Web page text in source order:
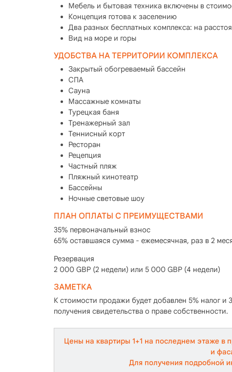
Мебель и бытовая техника включены в
Концепция готова к заселению
Два разных бесплатных комплекса: на
Вид на море и горы
УДОБСТВА НА ТЕРРИТОРИИ КОМПЛЕКСА
Закрытый обогреваемый бассейн
СПА
Сауна
Массажные комнаты
Турецкая баня
Тренажерный зал
Теннисный корт
Ресторан
Рецепция
Частный пляж
Пляжный кинотеатр
Бассейны
Ночные световые шоу
ПЛАН ОПЛАТЫ С ПРЕИМУЩЕСТВАМИ
35% первоначальный взнос
65% оставшаяся сумма - ежемесячная, раз в 2
Резервация
2 000 GBP (2 недели) или 5 000 GBP (4 недели)
ЗАМЕТКА
К стоимости продажи будет добавлен 5% налог и
получения свидетельства о праве собственности.
Цены на квартиры 1+1 на последнем этаже в
и
Для получения подробной